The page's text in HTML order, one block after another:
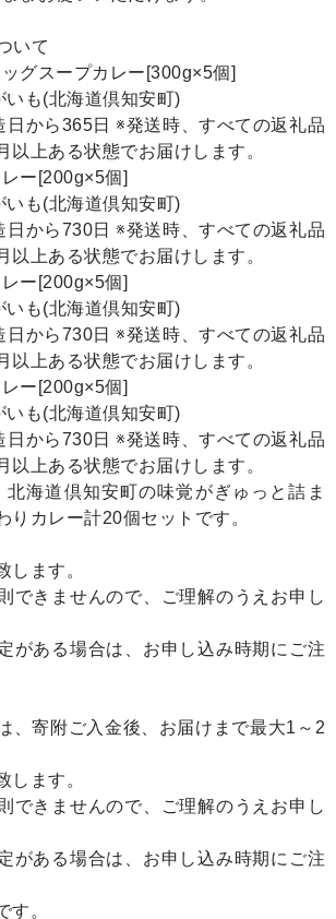
いて
ッグスープカレー[300g×5個]
も(北海道倶知安町)
から365日 ※発送時、すべての返礼品
以上ある状態でお届けします。
ー[200g×5個]
も(北海道倶知安町)
から730日 ※発送時、すべての返礼品
以上ある状態でお届けします。
ー[200g×5個]
も(北海道倶知安町)
から730日 ※発送時、すべての返礼品
以上ある状態でお届けします。
ー[200g×5個]
も(北海道倶知安町)
から730日 ※発送時、すべての返礼品
以上ある状態でお届けします。
北海道倶知安町の味覚がぎゅっと詰ま
りカレー計20個セットです。
します。
できませんので、ご理解のうえお申し
がある場合は、お申し込み時期にご注
、寄附ご入金後、お届けまで最大1～2
します。
できませんので、ご理解のうえお申し
がある場合は、お申し込み時期にご注
す。